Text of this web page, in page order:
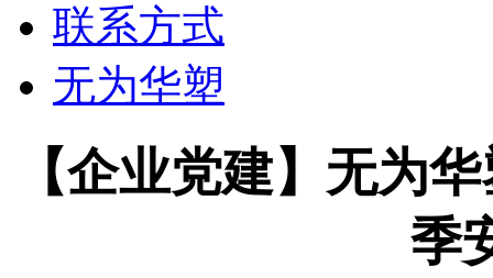
联系方式
无为华塑
【企业党建】无为
季